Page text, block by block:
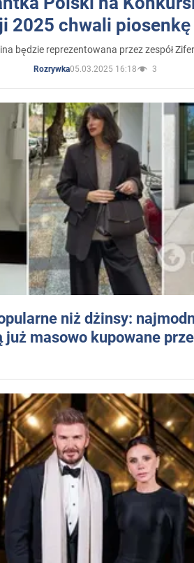
2025 chwali
będzie reprezentowana przez zespół
Rozrywka05.03.2025 16:18 3
niż dżinsy:
już masowo kupowane